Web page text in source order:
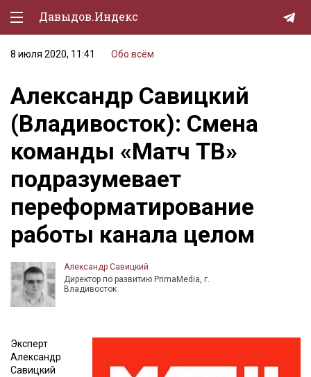
Давыдов.Индекс
Политическая жизнь
Экономика
Природа
Образование
Спорт
Культура
Lifestyle
Мурзилка
8 июля 2020, 11:41 Обо всём
Александр Савицкий
(Владивосток): Смена
команды «Матч ТВ»
подразумевает
переформатирование
работы канала целом
Александр Савицкий
Директор по развитию PrimaMedia, г.
Владивосток
Эксперт
Александр
Савицкий